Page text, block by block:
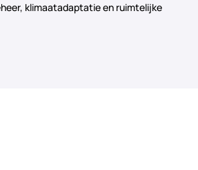
klimaatadaptatie en ruimtelijke